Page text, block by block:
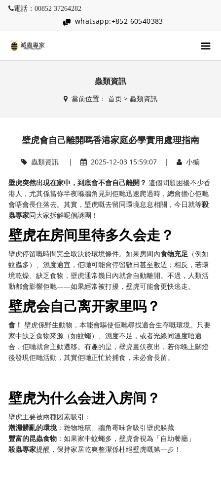
電話：00852 37264282
whatsapp:+852 60540383
蟲類資訊
當前位置： 首页> 蟲類資訊
壁虎會自己離開嗎香港家庭必學實用處理指南
蟲類資訊| 2025-12-03 15:59:07 | 小编
壁虎突然出現在家中，到底會不會自己離開？ ​ 這個問題困擾不少香
港人，尤其係當你半夜喺牆角見到佢哋迅速爬過時，總會擔心佢哋
會唔會長住落去。其實，壁虎嘅去留同環境息息相關，今日就等殺
蟲專家同大家拆解呢個謎團！
壁虎在房间里待多久会走？
壁虎停留嘅時間完全取決於環境條件。如果房間內食物充足 （例如
蚊蟲多）、濕度適宜，佢哋可能會停留數日甚至數週；相反，若環
境乾燥、缺乏食物，壁虎通常幾日內就會自動離開。不過，人類活
動都會影響佢哋——如果經常被打擾，壁虎可能會更快逃走。
壁虎会自己离开家里吗？
會！ ​ 壁虎係野生動物，本能會驅使佢哋尋找適合生存嘅環境。只要
家中缺乏食物來源（如蚊蠅）、濕度不足，或者光線同溫度唔適
合，佢哋就會主動遷移。有趣的是，壁虎晝伏夜出，若你晚上關燈
後發現佢哋活動，其實佢哋正忙於捕食，未必會長留。
壁虎为什么会进入房间？
壁虎主要被兩種因素吸引：
潮濕髒亂的環境：雜物堆積、牆角霉味會吸引壁虎躲藏
豐富的昆蟲食物 ：如果家中蚊蠅多，壁虎會視為「自助餐廳」
殺蟲專家提醒，保持家居乾爽整潔係杜絕壁虎嘅第一步！